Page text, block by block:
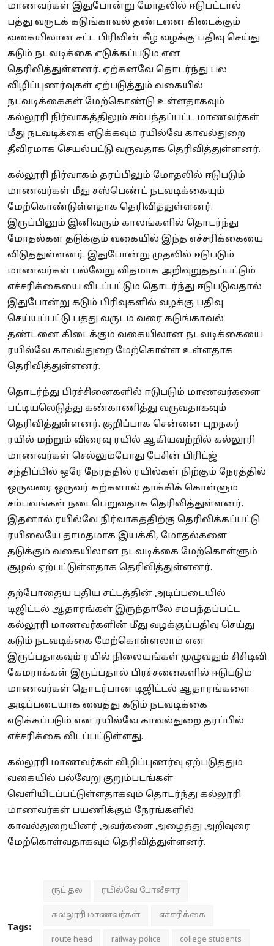
மாணவர்கள் இதுபோன்று மோதலில் ஈடுபட்டால்
பத்து வருடக் கடுங்காவல் தண்டனை கிடைக்கும்
வகையிலான சட்ட பிரிவின் கீழ் வழக்கு பதிவு செய்து
கடும் நடவடிக்கை எடுக்கப்படும் என
தெரிவித்துள்ளனர். ஏற்கனவே தொடர்ந்து பல
விழிப்புணர்வுகள் ஏற்படுத்தும் வகையில்
நடவடிக்கைகள் மேற்கொண்டு உள்ளதாகவும்
கல்லூரி நிர்வாகத்திலும் சம்பந்தப்பட்ட மாணவர்கள்
மீது நடவடிக்கை எடுக்கவும் ரயில்வே காவல்துறை
தீவிரமாக செயல்பட்டு வருவதாக தெரிவித்துள்ளனர்.
கல்லூரி நிர்வாகம் தரப்பிலும் மோதலில் ஈடுபடும்
மாணவர்கள் மீது சஸ்பெண்ட் நடவடிக்கையும்
மேற்கொண்டுள்ளதாக தெரிவித்துள்ளனர்.
இருப்பினும் இனிவரும் காலங்களில் தொடர்ந்து
மோதல்கள தடுக்கும் வகையில் இந்த எச்சரிக்கையை
விடுத்துள்ளனர். இதுபோன்று முதலில் ஈடுபடும்
மாணவர்கள் பல்வேறு விதமாக அறிவுறுத்தப்பட்டும்
எச்சரிக்கையை விடப்பட்டும் தொடர்ந்து ஈடுபடுவதால்
இதுபோன்று கடும் பிரிவுகளில் வழக்கு பதிவு
செய்யப்பட்டு பத்து வருடம் வரை கடுங்காவல்
தண்டனை கிடைக்கும் வகையிலான நடவடிக்கையை
ரயில்வே காவல்துறை மேற்கொள்ள உள்ளதாக
தெரிவித்துள்ளனர்.
தொடர்ந்து பிரச்சினைகளில் ஈடுபடும் மாணவர்களை
பட்டியலெடுத்து கண்காணித்து வருவதாகவும்
தெரிவித்துள்ளனர். குறிப்பாக சென்னை புறநகர்
ரயில் மற்றும் விரைவு ரயில் ஆகியவற்றில் கல்லூரி
மாணவர்கள் செல்லும்போது பேசின் பிரிட்ஜ்
சந்திப்பில் ஒரே நேரத்தில் ரயில்கள் நிற்கும் நேரத்தில்
ஒருவரை ஒருவர் கற்களால் தாக்கிக் கொள்ளும்
சம்பவங்கள் நடைபெறுவதாக தெரிவித்துள்ளனர்.
இதனால் ரயில்வே நிர்வாகத்திற்கு தெரிவிக்கப்பட்டு
ரயிலையே தாமதமாக இயக்கி, மோதல்களை
தடுக்கும் வகையிலான நடவடிக்கை மேற்கொள்ளும்
சூழல் ஏற்பட்டுள்ளதாக தெரிவித்துள்ளனர்.
தற்போதைய புதிய சட்டத்தின் அடிப்படையில்
டிஜிட்டல் ஆதாரங்கள் இருந்தாலே சம்பந்தப்பட்ட
கல்லூரி மாணவர்களின் மீது வழக்குப்பதிவு செய்து
கடும் நடவடிக்கை மேற்கொள்ளலாம் என
இருப்பதாகவும் ரயில் நிலையங்கள் முழுவதும் சிசிடிவி
கேமராக்கள் இருப்பதால் பிரச்சனைகளில் ஈடுபடும்
மாணவர்கள் தொடர்பான டிஜிட்டல் ஆதாரங்களை
அடிப்படையாக வைத்து கடும் நடவடிக்கை
எடுக்கப்படும் என ரயில்வே காவல்துறை தரப்பில்
எச்சரிக்கை விடப்பட்டுள்ளது.
கல்லூரி மாணவர்கள் விழிப்புணர்வு ஏற்படுத்தும்
வகையில் பல்வேறு குறும்படங்கள்
வெளியிடப்பட்டுள்ளதாகவும் தொடர்ந்து கல்லூரி
மாணவர்கள் பயணிக்கும் நேரங்களில்
காவல்துறையினர் அவர்களை அழைத்து அறிவுரை
மேற்கொள்வதாகவும் தெரிவித்துள்ளனர்.
Tags:
ரூட் தல ரயில்வே போலீசார்
கல்லூரி மாணவர்கள் எச்சரிக்கை
route head railway police college students